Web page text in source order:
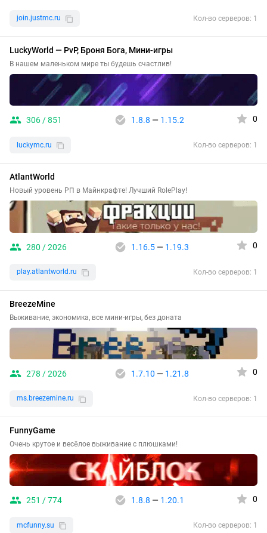
join.justmc.ru Кол-во серверов: 1
LuckyWorld — PvP, Броня Бога, Мини-игры
В нашем маленьком мире ты будешь счастлив!
306 / 851 1.8.8 — 1.15.2 0
luckymc.ru Кол-во серверов: 1
AtlantWorld
Новый уровень РП в Майнкрафте! Лучший RolePlay!
280 / 2026 1.16.5— 1.19.3 0
play.atlantworld.ru Кол-во серверов: 1
BreezeMine
Выживание, экономика, все мини-игры, без доната
278 / 2026 1.7.10 — 1.21.8 0
ms.breezemine.ru Кол-во серверов: 1
FunnyGame
Очень крутое и весёлое выживание с плюшками!
251 / 774 1.8.8 — 1.20.1 0
mcfunny.su Кол-во серверов: 1